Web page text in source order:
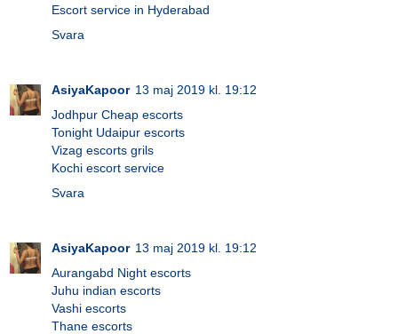
Escort service in Hyderabad
Svara
AsiyaKapoor 13 maj 2019 kl. 19:12
Jodhpur Cheap escorts
Tonight Udaipur escorts
Vizag escorts grils
Kochi escort service
Svara
AsiyaKapoor 13 maj 2019 kl. 19:12
Aurangabd Night escorts
Juhu indian escorts
Vashi escorts
Thane escorts